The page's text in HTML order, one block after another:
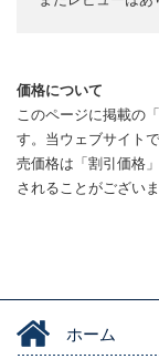
価格について
このページに掲載の
す。当ウェブサイト
売価格は「割引価格
されることがござい
ホーム